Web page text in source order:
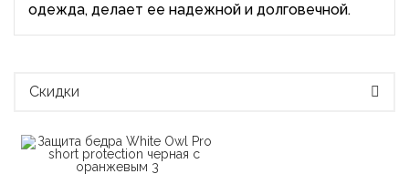
одежда, делает ее надежной и долговечной.
Скидки